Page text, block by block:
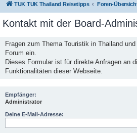
TUK TUK Thailand Reisetipps Foren-
Kontakt mit der Board-
Fragen zum Thema Touristik in Thailand
Forum ein.
Dieses Formular ist für direkte Anfragen an
Funktionalitäten dieser Webseite.
Empfänger:
Administrator
Deine E-Mail-Adresse: